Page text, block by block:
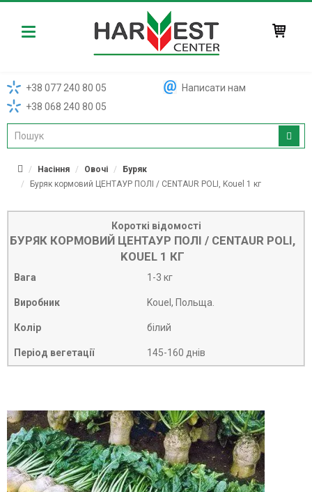
Harvest
+38 077 240 80 05
+38 068 240 80 05
Написати нам
Насіння Овочі
Буряк
Буряк кормовий ЦЕНТАУР ПОЛІ / CENTAUR POLI, Kouel 1 кг
Короткі відомості
БУРЯК КОРМОВИЙ ЦЕНТАУР ПОЛІ / CENTAUR POLI,
KOUEL 1 КГ
Вага 1-3 кг
Виробник Kouel, Польща.
Колір білий
Період вегетації 145-160 днів